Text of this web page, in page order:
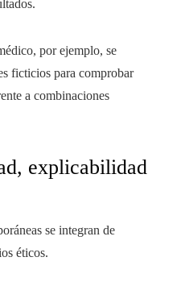
por ejemplo, se
ficticios para comprobar
a combinaciones
explicabilidad
se integran de
éticos.